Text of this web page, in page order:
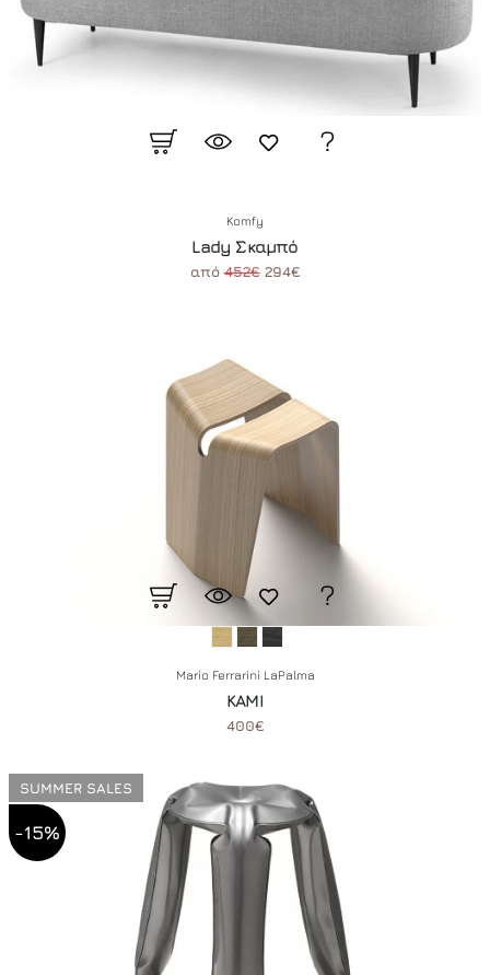
Komfy
Lady Σκαμπό
από452€294€
Mario Ferrarini LaPalma
KAMI
400€
SUMMER SALES
-15%